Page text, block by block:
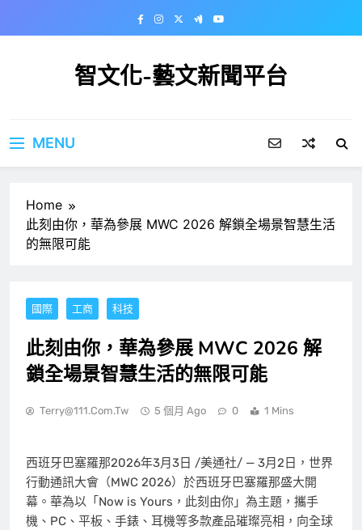
智文化-藝文新聞平台
MENU
Home
此刻由你，華為參展 MWC 2026 解鎖全場景智慧生活
的無限可能
國際 工商 科技
此刻由你，華為參展 MWC 2026 解
鎖全場景智慧生活的無限可能
Terry@111.com.tw 5 個月 Ago 0 1 Mins
西班牙巴塞羅那2026年3月3日 /美通社/ — 3月2日，世界
行動通訊大會（MWC 2026）於西班牙巴塞羅那盛大開
幕。華為以「Now is Yours，此刻由你」為主題，攜手
機、PC、平板、手錶、耳機等多款產品璀璨亮相，向全球